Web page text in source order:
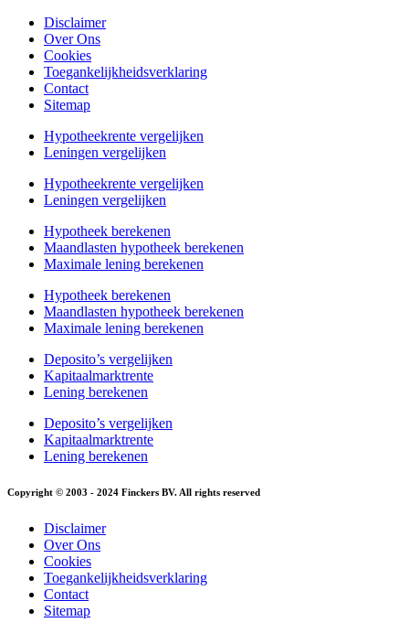
Disclaimer
Over Ons
Cookies
Toegankelijkheidsverklaring
Contact
Sitemap
Hypotheekrente vergelijken
Leningen vergelijken
Hypotheekrente vergelijken
Leningen vergelijken
Hypotheek berekenen
Maandlasten hypotheek berekenen
Maximale lening berekenen
Hypotheek berekenen
Maandlasten hypotheek berekenen
Maximale lening berekenen
Deposito’s vergelijken
Kapitaalmarktrente
Lening berekenen
Deposito’s vergelijken
Kapitaalmarktrente
Lening berekenen
Copyright © 2003 - 2024 Finckers BV. All rights reserved
Disclaimer
Over Ons
Cookies
Toegankelijkheidsverklaring
Contact
Sitemap